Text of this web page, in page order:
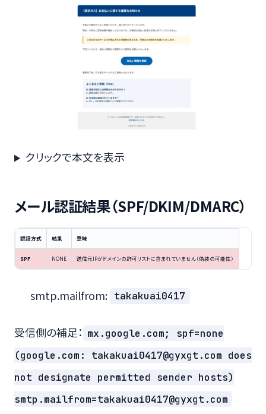
クリックで本文を表示
メール認証結果（SPF/DKIM/DMARC）
認証方式 結果 意味
SPF NONE 送信元IPがドメインの許可リストに含まれていません（偽装の可能性）
smtp.mailfrom: takakuai0417
受信側の補足： mx.google.com; spf=none
(google.com: takakuai0417@gyxgt.com does
not designate permitted sender hosts)
smtp.mailfrom=takakuai0417@gyxgt.com